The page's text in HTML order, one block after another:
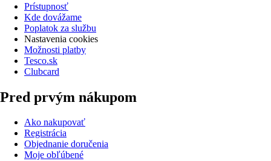
Prístupnosť
Kde dovážame
Poplatok za službu
Nastavenia cookies
Možnosti platby
Tesco.sk
Clubcard
Pred prvým nákupom
Ako nakupovať
Registrácia
Objednanie doručenia
Moje obľúbené